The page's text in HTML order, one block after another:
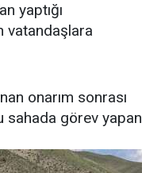
yaptığı
vatandaşlara
onarım sonrası
sahada görev yapan